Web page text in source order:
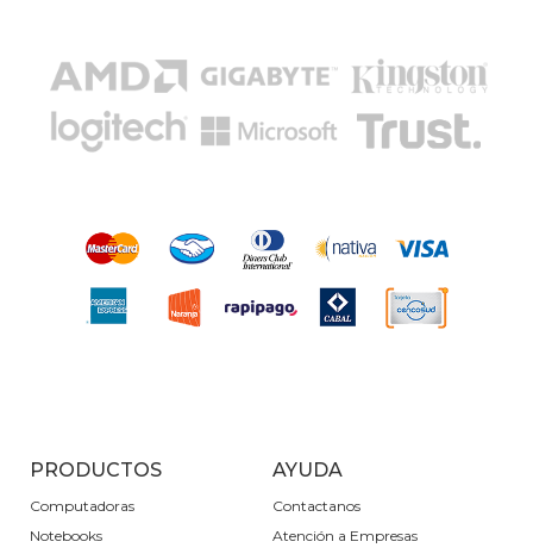
PRODUCTOS
Computadoras
Notebooks
AYUDA
Contactanos
Atención a Empresas